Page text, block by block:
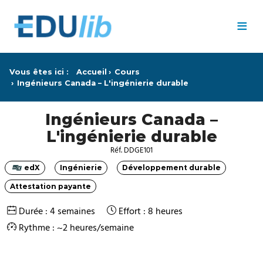
≡
Vous êtes ici : Accueil
Cours
Ingénieurs Canada – L'ingénierie durable
Ingénieurs Canada –
L'ingénierie durable
Réf. DDGE101
Catégorie
edX Catégorie
Ingénierie Catégorie
Développement durable
Catégorie
Attestation payante
Durée : 4 semaines
Effort : 8 heures
Rythme : ~2 heures/semaine